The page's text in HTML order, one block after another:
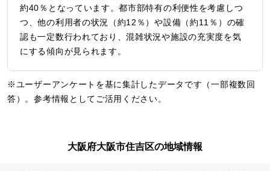
約40％となっています。都市部特有の利便性を考慮しつ
つ、他の利用者の状況（約12％）や設備（約11％）の確
認も一定数行われており、混雑状況や施設の充実度を気
にする傾向が見られます。
※ユーザーアンケートを基に集計したデータです（一部複数回
答）。参考情報としてご活用ください。
大阪府大阪市住吉区の地域情報